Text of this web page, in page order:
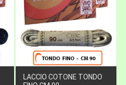
LACCIO COTONE TONDO